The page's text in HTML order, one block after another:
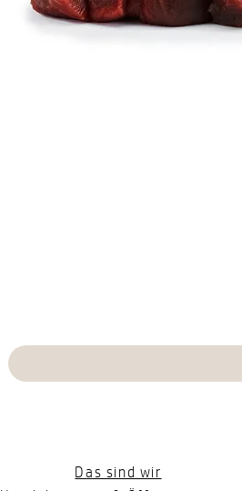
Das sind wir